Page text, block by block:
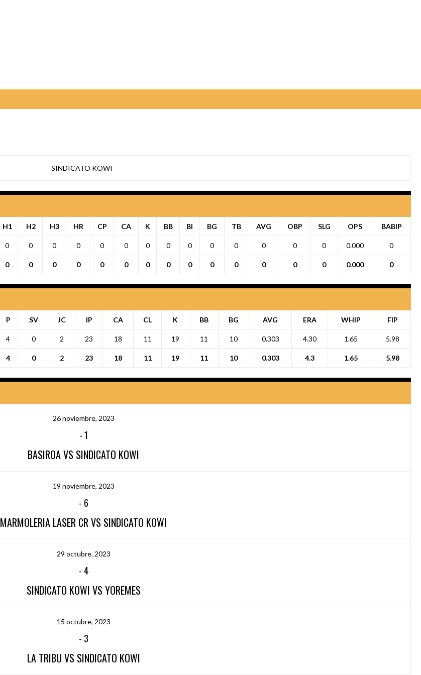
SINDICATO KOWI
H1 H2 H3 HR CP CA K BB BI BG TB AVG OBP SLG OPS BABIP
0 0 0 0 0 0 0 0 0 0 0 0 0 0 0.000 0
0 0 0 0 0 0 0 0 0 0 0 0 0 0 0.000 0
P SV JC IP CA CL K BB BG AVG ERA WHIP FIP
4 0 2 23 18 11 19 11 10 0.303 4.30 1.65 5.98
4 0 2 23 18 11 19 11 10 0.303 4.3 1.65 5.98
26 noviembre, 2023
-1
BASIROA VS SINDICATO KOWI
19 noviembre, 2023
- 6
MARMOLERIA LASER CR VS SINDICATO KOWI
29 octubre, 2023
- 4
SINDICATO KOWI VS YOREMES
15 octubre, 2023
- 3
LA TRIBU VS SINDICATO KOWI